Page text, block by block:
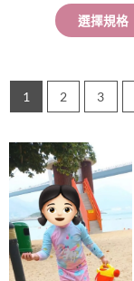
選擇規格
擇
項
1
2 3